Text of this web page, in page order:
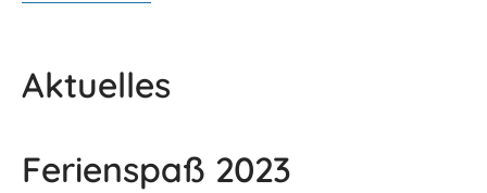
Aktuelles
Ferienspaß 2023